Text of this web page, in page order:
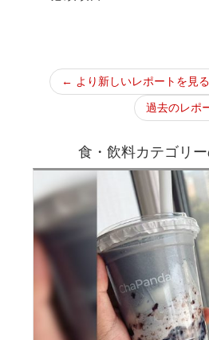
← より新しいレポートを見る
過去のレポ
食・飲料カテゴリ